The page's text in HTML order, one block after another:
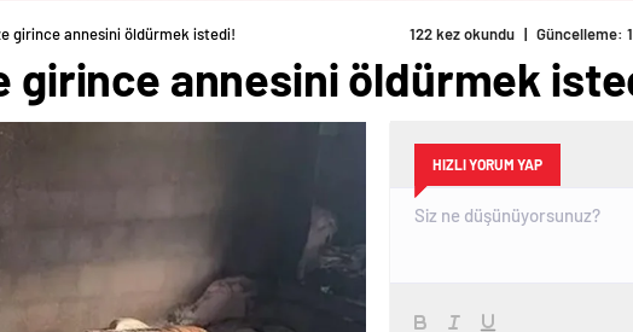
girince annesini öldürmek istedi! 122 kez okundu | Güncelleme:
girince annesini öldürmek
HIZLI YORUM YAP